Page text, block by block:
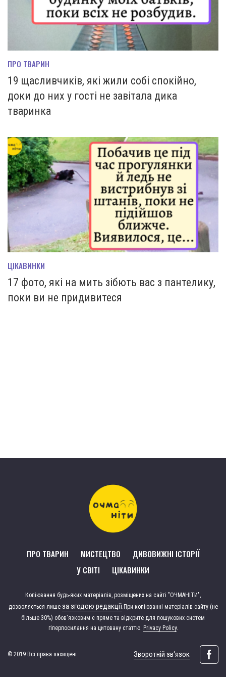
ПРО ТВАРИН
19 щасливчиків, які жили собі спокійно,
доки до них у гості не завітала дика
тваринка
ЦІКАВИНКИ
17 фото, які на мить зiбють вас з пантелику,
поки ви не придивитеся
ПРО ТВАРИН МИСТЕЦТВО
ДИВОВИЖНІ ІСТОРІЇ
У СВІТІ
ЦІКАВИНКИ
Зворотній зв‘язок
Копіювання будь-яких матеріалів, розміщених на сайті "ОЧМАНІТИ",
дозволяється лише за згодою редакції При копіюванні матеріалів сайту (не
більше 30%) обов'язковим є пряме та відкрите для пошукових систем
гіперпосилання на цитовану статтю. Privacy Policy.
© 2019 Всі права захищені